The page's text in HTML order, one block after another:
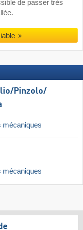
de passer très
​Pinzolo/​